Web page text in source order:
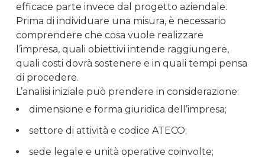
efficace parte invece dal progetto aziendale.
Prima di individuare una misura, è necessario
comprendere che cosa vuole realizzare
l’impresa, quali obiettivi intende raggiungere,
quali costi dovrà sostenere e in quali tempi pensa
di procedere.
L’analisi iniziale può prendere in considerazione:
dimensione e forma giuridica dell’impresa;
settore di attività e codice ATECO;
sede legale e unità operative coinvolte;